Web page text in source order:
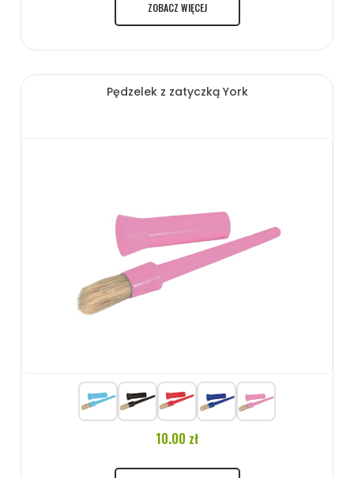
ZOBACZ WIĘCEJ
Pędzelek z zatyczką York
10.00 zł